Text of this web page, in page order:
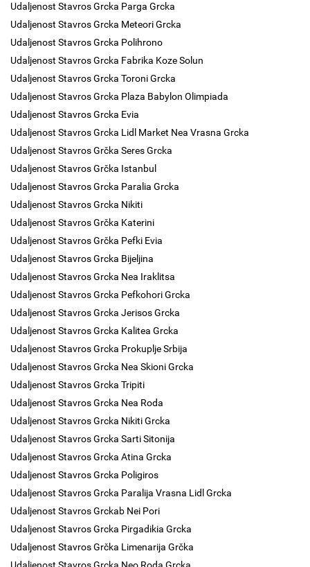
Udaljenost Stavros Grcka Parga Grcka
Udaljenost Stavros Grcka Meteori Grcka
Udaljenost Stavros Grcka Polihrono
Udaljenost Stavros Grcka Fabrika Koze Solun
Udaljenost Stavros Grcka Toroni Grcka
Udaljenost Stavros Grcka Plaza Babylon Olimpiada
Udaljenost Stavros Grcka Evia
Udaljenost Stavros Grcka Lidl Market Nea Vrasna Grcka
Udaljenost Stavros Grčka Seres Grcka
Udaljenost Stavros Grčka Istanbul
Udaljenost Stavros Grcka Paralia Grcka
Udaljenost Stavros Grcka Nikiti
Udaljenost Stavros Grčka Katerini
Udaljenost Stavros Grčka Pefki Evia
Udaljenost Stavros Grcka Bijeljina
Udaljenost Stavros Grcka Nea Iraklitsa
Udaljenost Stavros Grcka Pefkohori Grcka
Udaljenost Stavros Grcka Jerisos Grcka
Udaljenost Stavros Grcka Kalitea Grcka
Udaljenost Stavros Grcka Prokuplje Srbija
Udaljenost Stavros Grcka Nea Skioni Grcka
Udaljenost Stavros Grcka Tripiti
Udaljenost Stavros Grcka Nea Roda
Udaljenost Stavros Grcka Nikiti Grcka
Udaljenost Stavros Grcka Sarti Sitonija
Udaljenost Stavros Grcka Atina Grcka
Udaljenost Stavros Grcka Poligiros
Udaljenost Stavros Grcka Paralija Vrasna Lidl Grcka
Udaljenost Stavros Grckab Nei Pori
Udaljenost Stavros Grcka Pirgadikia Grcka
Udaljenost Stavros Grčka Limenarija Grčka